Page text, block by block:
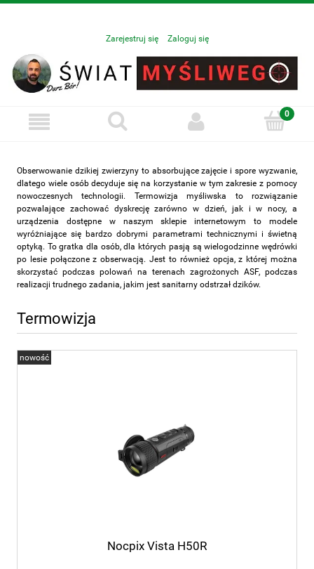
Zarejestruj się Zaloguj się
Obserwowanie dzikiej zwierzyny to absorbujące zajęcie i spore wyzwanie,
dlatego wiele osób decyduje się na korzystanie w tym zakresie z pomocy
nowoczesnych technologii. Termowizja myśliwska to rozwiązanie
pozwalające zachować dyskrecję zarówno w dzień, jak i w nocy, a
urządzenia dostępne w naszym sklepie internetowym to modele
wyróżniające się bardzo dobrymi parametrami technicznymi i świetną
optyką. To gratka dla osób, dla których pasją są wielogodzinne wędrówki
po lesie połączone z obserwacją. Jest to również opcja, z której można
skorzystać podczas polowań na terenach zagrożonych ASF, podczas
realizacji trudnego zadania, jakim jest sanitarny odstrzał dzików.
Termowizja
Nocpix Vista H50R
nowość